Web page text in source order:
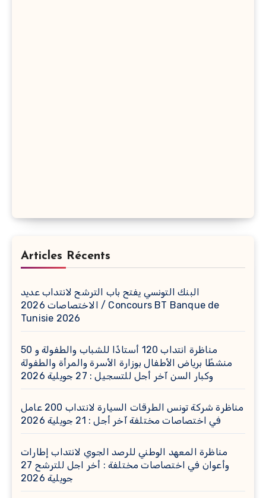
Articles Récents
البنك التونسي يفتح باب الترشح لانتداب عديد
الاختصاصات 2026 / Concours BT Banque de
Tunisie 2026
مناظرة انتداب 120 أستاذًا للشباب والطفولة و 50
منشطًا برياض الأطفال بوزارة الأسرة والمرأة والطفولة
وكبار السن آخر أجل للتسجيل : 27 جويلية 2026
مناظرة شركة تونس الطرقات السيارة لانتداب 200 عامل
في اختصاصات مختلفة آخر أجل : 21 جويلية 2026
مناظرة المعهد الوطني للرصد الجوي لانتداب إطارات
وأعوان في اختصاصات مختلفة : أخر اجل للترشح 27
جويلية 2026